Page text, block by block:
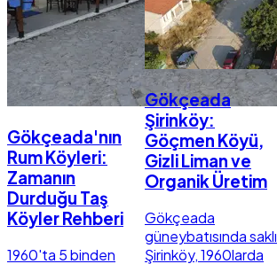
Gökçeada'nın
Rum Köyleri:
Zamanın
Durduğu Taş
Köyler Rehberi
1960'ta 5 binden
Gökçeada
Şirinköy:
Göçmen Köyü,
Gizli Liman ve
Organik Üretim
Gökçeada
güneybatısında saklı
Şirinköy, 1960larda